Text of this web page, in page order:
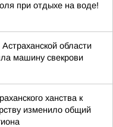
при отдыхе на воде!
области
машину свекрови
ханства к
изменило общий